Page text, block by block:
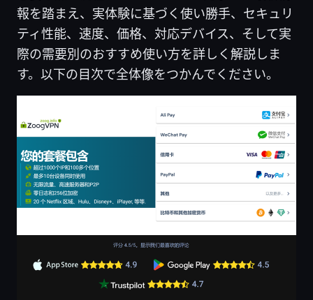
報を踏まえ、実体験に基づく使い勝手、セキュリ
ティ性能、速度、価格、対応デバイス、そして実
際の需要別のおすすめ使い方を詳しく解説しま
す。以下の目次で全体像をつかんでください。